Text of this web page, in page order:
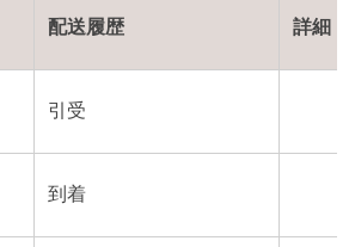
配送履歴 詳細
引受
到着